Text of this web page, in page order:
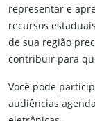
representar e
recursos
de sua região
contribuir para
Você pode
audiências